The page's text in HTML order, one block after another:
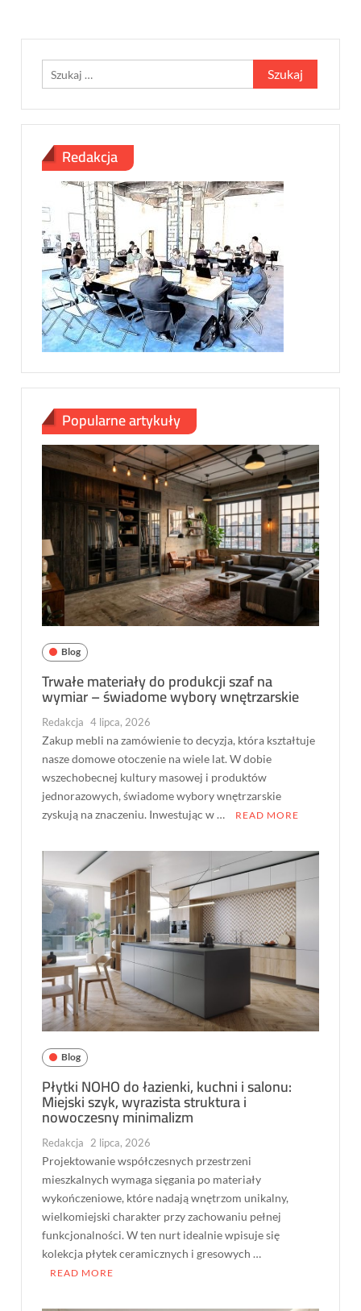
Szukaj:
Redakcja
Popularne artykuły
Blog
Trwałe materiały do produkcji szaf na
wymiar – świadome wybory wnętrzarskie
Redakcja 4 lipca, 2026
Zakup mebli na zamówienie to decyzja, która kształtuje
nasze domowe otoczenie na wiele lat. W dobie
wszechobecnej kultury masowej i produktów
jednorazowych, świadome wybory wnętrzarskie
zyskują na znaczeniu. Inwestując w …
READ MORE
Blog
Płytki NOHO do łazienki, kuchni i salonu:
Miejski szyk, wyrazista struktura i
nowoczesny minimalizm
Redakcja 2 lipca, 2026
Projektowanie współczesnych przestrzeni
mieszkalnych wymaga sięgania po materiały
wykończeniowe, które nadają wnętrzom unikalny,
wielkomiejski charakter przy zachowaniu pełnej
funkcjonalności. W ten nurt idealnie wpisuje się
kolekcja płytek ceramicznych i gresowych …
READ MORE